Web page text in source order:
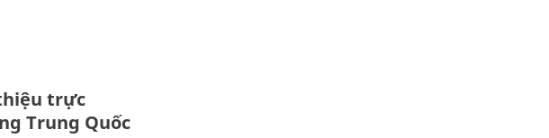
trực
Trung Quốc